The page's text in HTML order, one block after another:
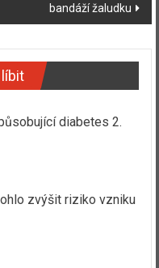
bandáží žaludku
diabetes 2.
zvýšit riziko vzniku